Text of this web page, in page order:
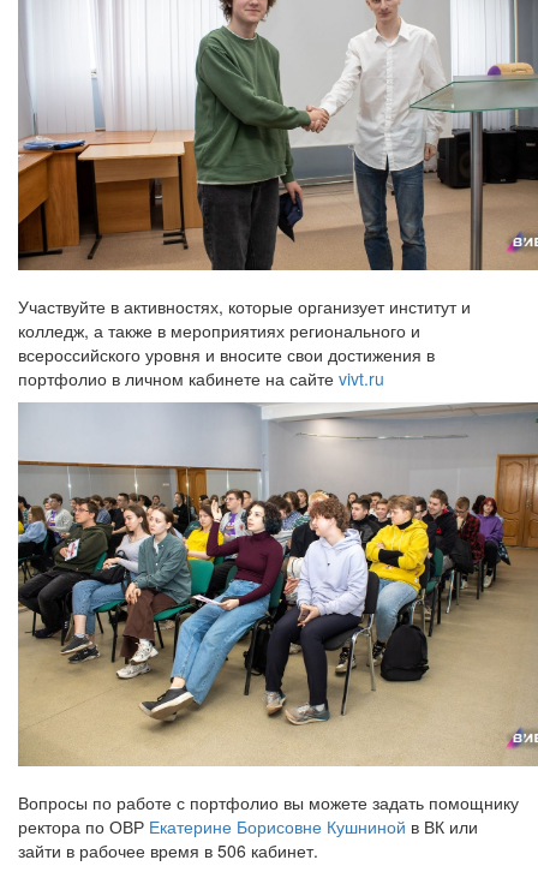
Участвуйте в активностях, которые организует институт и
колледж, а также в мероприятиях регионального и
всероссийского уровня и вносите свои достижения в
портфолио в личном кабинете на сайте vivt.ru
Вопросы по работе с портфолио вы можете задать помощнику
ректора по ОВР Екатерине Борисовне Кушниной в ВК или
зайти в рабочее время в 506 кабинет.